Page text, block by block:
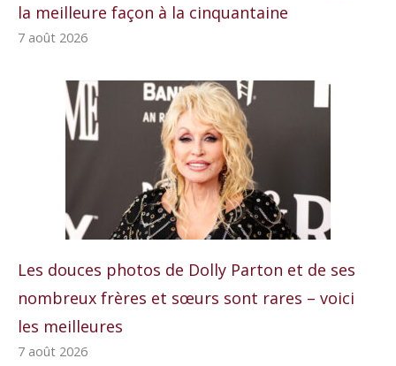
la meilleure façon à la cinquantaine
7 août 2026
Les douces photos de Dolly Parton et de ses
nombreux frères et sœurs sont rares – voici
les meilleures
7 août 2026